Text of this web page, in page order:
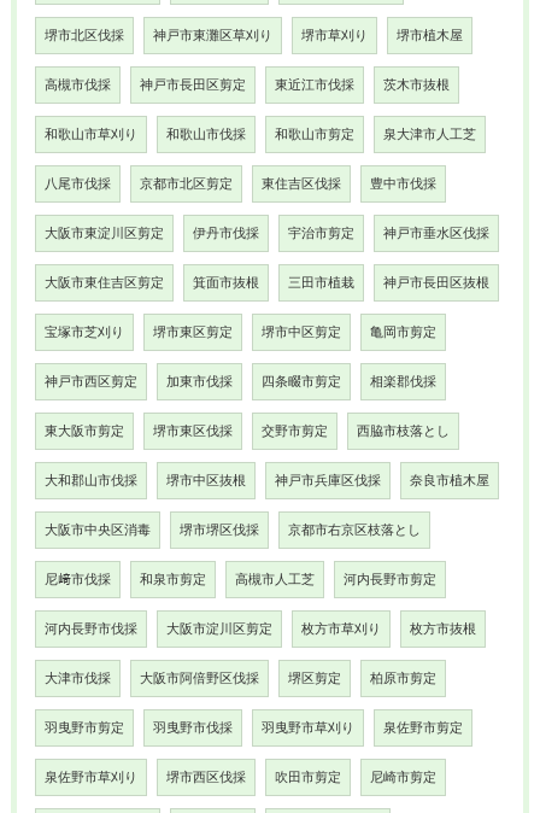
堺市北区伐採 神戸市東灘区草刈り 堺市草刈り 堺市植木屋
高槻市伐採 神戸市長田区剪定 東近江市伐採 茨木市抜根
和歌山市草刈り 和歌山市伐採 和歌山市剪定 泉大津市人工芝
八尾市伐採 京都市北区剪定 東住吉区伐採 豊中市伐採
大阪市東淀川区剪定 伊丹市伐採 宇治市剪定 神戸市垂水区伐採
大阪市東住吉区剪定 箕面市抜根 三田市植栽 神戸市長田区抜根
宝塚市芝刈り 堺市東区剪定 堺市中区剪定 亀岡市剪定
神戸市西区剪定 加東市伐採 四条畷市剪定 相楽郡伐採
東大阪市剪定 堺市東区伐採 交野市剪定 西脇市枝落とし
大和郡山市伐採 堺市中区抜根 神戸市兵庫区伐採 奈良市植木屋
大阪市中央区消毒 堺市堺区伐採 京都市右京区枝落とし
尼﨑市伐採 和泉市剪定 高槻市人工芝 河内長野市剪定
河内長野市伐採 大阪市淀川区剪定 枚方市草刈り 枚方市抜根
大津市伐採 大阪市阿倍野区伐採 堺区剪定 柏原市剪定
羽曳野市剪定 羽曳野市伐採 羽曳野市草刈り 泉佐野市剪定
泉佐野市草刈り 堺市西区伐採 吹田市剪定 尼崎市剪定